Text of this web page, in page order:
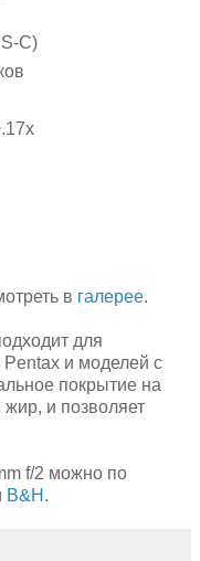
C)
в галерее.
для
и моделей с
покрытие на
жир, и позволяет
f/2 можно по
B&H .